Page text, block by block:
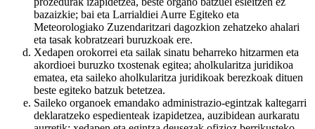
bazaizkie; bai eta Larrialdiei Aurre Egiteko eta
Meteorologiako Zuzendaritzari dagozkion zehatzeko ahalari
eta tasak kobratzeari buruzkoak ere.
Xedapen orokorrei eta sailak sinatu beharreko hitzarmen eta
akordioei buruzko txostenak egitea; aholkularitza juridikoa
ematea, eta saileko aholkularitza juridikoak berezkoak dituen
beste egiteko batzuk betetzea.
Saileko organoek emandako administrazio-egintzak kaltegarri
deklaratzeko espedienteak izapidetzea, auzibidean aurkaratu